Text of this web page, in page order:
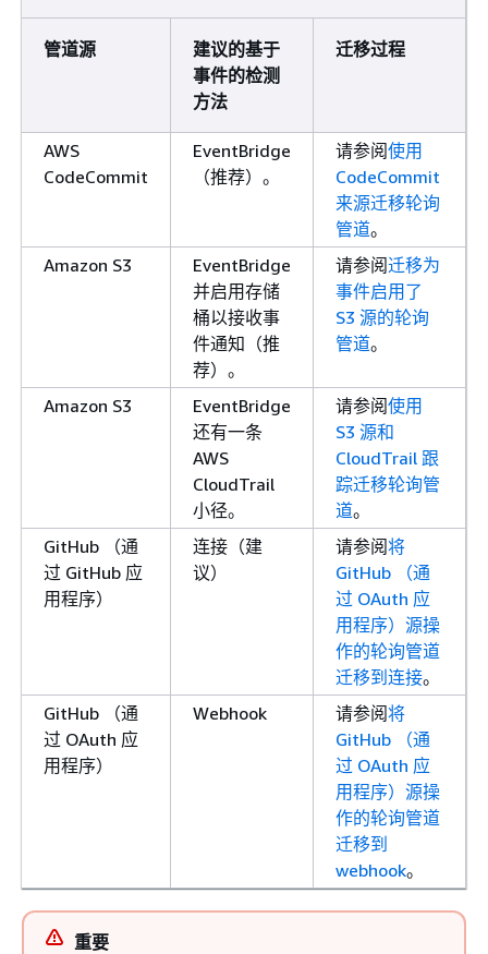
管道源
建议的基于
事件的检测
方法
迁移过程
AWS
CodeCommit
EventBridge
（推荐）。
请参阅使用
CodeCommit
来源迁移轮询
管道。
Amazon S3
EventBridge
并启用存储
桶以接收事
件通知（推
荐）。
请参阅迁移为
事件启用了
S3 源的轮询
管道。
Amazon S3
EventBridge
还有一条
AWS
CloudTrail
小径。
请参阅使用
S3 源和
CloudTrail 跟
踪迁移轮询管
道。
GitHub （通
过 GitHub 应
用程序）
连接（建
议）
请参阅将
GitHub （通
过 OAuth 应
用程序）源操
作的轮询管道
迁移到连接。
GitHub （通
过 OAuth 应
用程序）
Webhook 请参阅将
GitHub （通
过 OAuth 应
用程序）源操
作的轮询管道
迁移到
webhook。
重要